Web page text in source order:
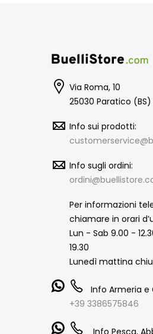
Via Roma, 10
25030 Paratico
Info sui prodotti:
Info sugli ordini:
Per informazioni
chiamare in orari
Lun - Sab 9.00 -
19.30
Lunedì mattina
Info Armeria e
+39 3386575846
Info Pesca,